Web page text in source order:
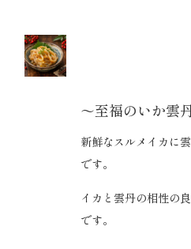
～至福のいか雲
新鮮なスルメイカに
です。
イカと雲丹の相性の
です。